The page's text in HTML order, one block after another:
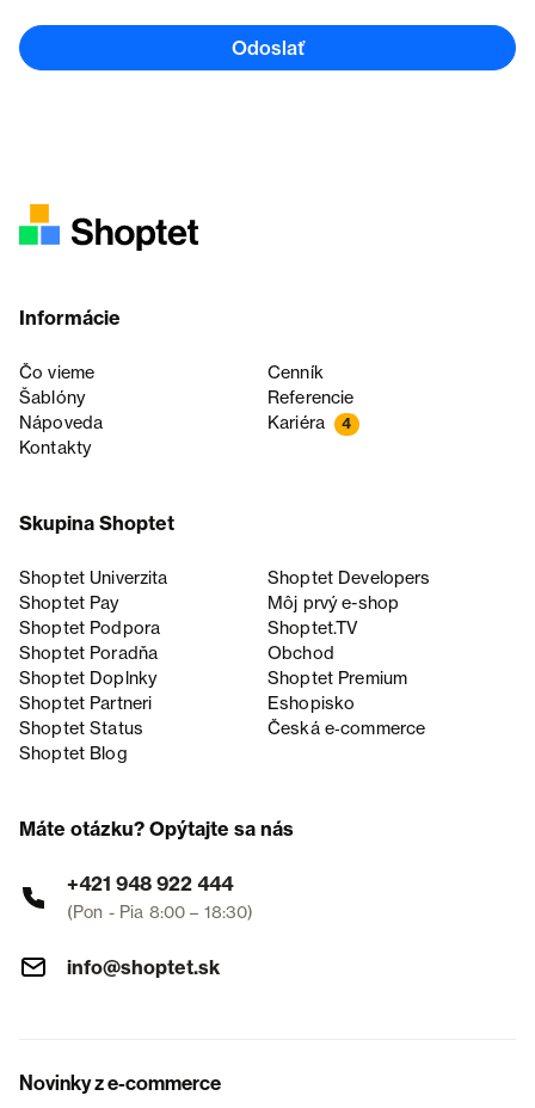
Odoslať
Informácie
Čo vieme
Cenník
Šablóny
Referencie
Nápoveda
Kariéra 4
Kontakty
Skupina Shoptet
Shoptet Univerzita
Shoptet Developers
Shoptet Pay
Môj prvý e-shop
Shoptet Podpora
Shoptet.TV
Shoptet Poradňa
Obchod
Shoptet Doplnky
Shoptet Premium
Shoptet Partneri
Eshopisko
Shoptet Status
Česká e‑commerce
Shoptet Blog
Máte otázku? Opýtajte sa nás
+421 948 922 444
(Pon - Pia 8:00 – 18:30)
info@shoptet.sk
Novinky z e-commerce